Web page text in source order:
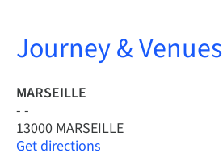
Journey & Venues
MARSEILLE
- -
13000 MARSEILLE
Get directions